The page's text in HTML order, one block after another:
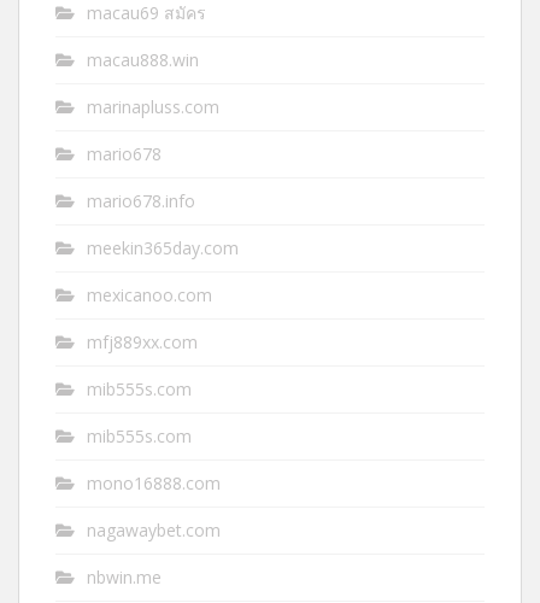
macau69 สมัคร
macau888.win
marinapluss.com
mario678
mario678.info
meekin365day.com
mexicanoo.com
mfj889xx.com
mib555s.com
mib555s.com
mono16888.com
nagawaybet.com
nbwin.me